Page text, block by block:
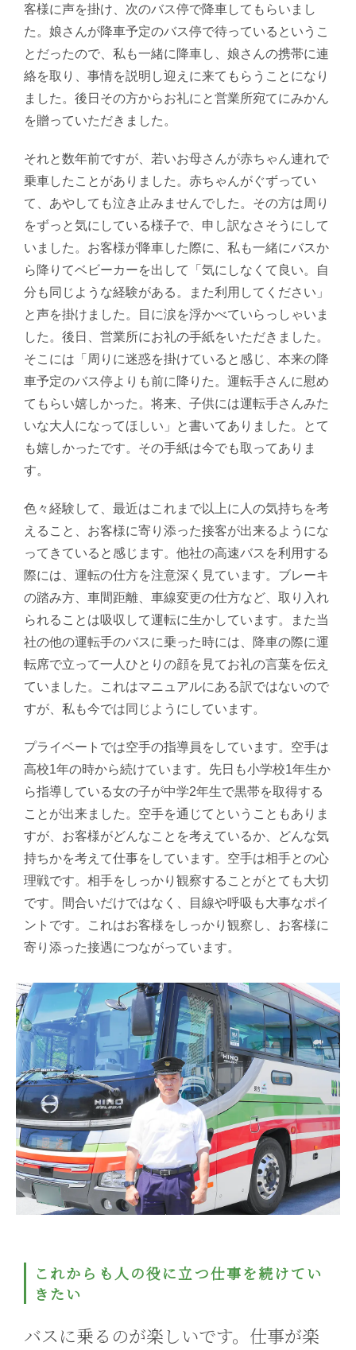
客様に声を掛け、次のバス停で降車してもらいまし
た。娘さんが降車予定のバス停で待っているというこ
とだったので、私も一緒に降車し、娘さんの携帯に連
絡を取り、事情を説明し迎えに来てもらうことになり
ました。後日その方からお礼にと営業所宛てにみかん
を贈っていただきました。
それと数年前ですが、若いお母さんが赤ちゃん連れで
乗車したことがありました。赤ちゃんがぐずってい
て、あやしても泣き止みませんでした。その方は周り
をずっと気にしている様子で、申し訳なさそうにして
いました。お客様が降車した際に、私も一緒にバスか
ら降りてベビーカーを出して「気にしなくて良い。自
分も同じような経験がある。また利用してください」
と声を掛けました。目に涙を浮かべていらっしゃいま
した。後日、営業所にお礼の手紙をいただきました。
そこには「周りに迷惑を掛けていると感じ、本来の降
車予定のバス停よりも前に降りた。運転手さんに慰め
てもらい嬉しかった。将来、子供には運転手さんみた
いな大人になってほしい」と書いてありました。とて
も嬉しかったです。その手紙は今でも取ってありま
す。
色々経験して、最近はこれまで以上に人の気持ちを考
えること、お客様に寄り添った接客が出来るようにな
ってきていると感じます。他社の高速バスを利用する
際には、運転の仕方を注意深く見ています。ブレーキ
の踏み方、車間距離、車線変更の仕方など、取り入れ
られることは吸収して運転に生かしています。また当
社の他の運転手のバスに乗った時には、降車の際に運
転席で立って一人ひとりの顔を見てお礼の言葉を伝え
ていました。これはマニュアルにある訳ではないので
すが、私も今では同じようにしています。
プライベートでは空手の指導員をしています。空手は
高校1年の時から続けています。先日も小学校1年生か
ら指導している女の子が中学2年生で黒帯を取得する
ことが出来ました。空手を通じてということもありま
すが、お客様がどんなことを考えているか、どんな気
持ちかを考えて仕事をしています。空手は相手との心
理戦です。相手をしっかり観察することがとても大切
です。間合いだけではなく、目線や呼吸も大事なポイ
ントです。これはお客様をしっかり観察し、お客様に
寄り添った接遇につながっています。
これからも人の役に立つ仕事を続けてい
きたい
バスに乗るのが楽しいです。仕事が楽